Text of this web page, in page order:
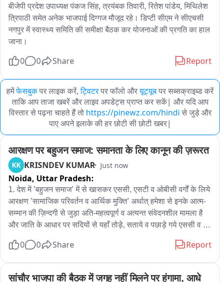
बीजेपी प्रदेश उपाध्यक्ष पंकज सिंह, त्रयंबक तिवारी, रितेश पांडेय, मिथिलेश
त्रिपाठी समेत अनेक भाजपाई दिग्गज मौजूद रहे। डिप्टी सीएम ने सीएचसी
नगपुर में स्वास्थ्य समिति की समीक्षा बैठक कर योजनाओं की प्रगति का हाल
जाना।
0
0 Share Report
हमेंफेसबुकपर लाइक करें, ट्विटरपर फॉलो औरयूट्यूबपर सब्सक्राइब्ड करें
ताकि आप ताजा खबरें और लाइव अपडेट्स प्राप्त कर सकें| और यदि आप
विस्तार से पढ़ना चाहते हैं तो https://pinewz.com/hindi से जुड़े और
पाए अपने इलाके की हर छोटी सी छोटी खबर|
आरक्षण पर बहुजन समाज: समानता के लिए कानून की ज़रूरत
KK KRISNDEV KUMAR Just now
Noida, Uttar Pradesh:
1. देश में ’बहुजन समाज’ में से खासकर एससी, एसटी व ओबीसी वर्गों के लिये
आरक्षण ’सामाजिक परिवर्तन व आर्थिक मुक्ति’ अर्थात् हमेशा से इनके आत्म-
सम्मान की ज़िन्दगी से जुड़ा अति-महत्वपूर्ण व अत्यन्त संवेदनशील मामला है
और जाति के आधार पर सदियों से यहाँ तोड़े, सताये व पछाड़े गये एससी व
जाता है जब जातिवादी द्वेष, शोषण, प्रताड़ना, अन्याय-अत्याचार कम होने का
बल्कि परमपूज्य बाबा साहेब डा. भीमराव अम्बेडकर के मानवतावादी संविधान
0 0 Share Report
सांचौर भाजपा की बैठक में जगह नहीं मिलने पर हंगामा, आधे